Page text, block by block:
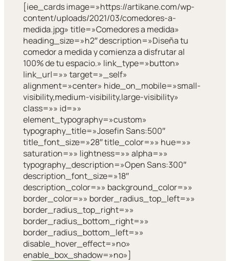
[iee_cards image=»https://artikane.com/wp-
content/uploads/2021/03/comedores-a-
medida.jpg» title=»Comedores a medida»
heading_size=»h2″ description=»Diseña tu
comedor a medida y comienza a disfrutar al
100% de tu espacio.» link_type=»button»
link_url=»» target=»_self»
alignment=»center» hide_on_mobile=»small-
visibility,medium-visibility,large-visibility»
class=»» id=»»
element_typography=»custom»
typography_title=»Josefin Sans:500″
title_font_size=»28″ title_color=»» hue=»»
saturation=»» lightness=»» alpha=»»
typography_description=»Open Sans:300″
description_font_size=»18″
description_color=»» background_color=»»
border_color=»» border_radius_top_left=»»
border_radius_top_right=»»
border_radius_bottom_right=»»
border_radius_bottom_left=»»
disable_hover_effect=»no»
enable_box_shadow=»no»]